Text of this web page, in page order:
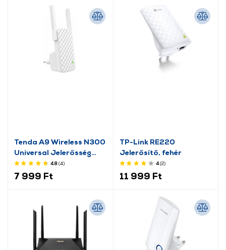
Tenda A9 Wireless N300
Universal Jelerősség
továbbító (Range
Extender)
4.8(4)
7 999 Ft
TP-Link RE220
Jelerősítő, fehér
4(2)
11 999 Ft